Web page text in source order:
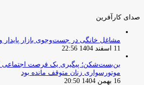
صدای کارآفرین
مشاغل خانگی در جست‌وجوی بازار پایدار
11 اسفند 1404 22:56
بن‌بست‌شکن؛ پیگیری یک فرصت اجتماعی
موتورسواری زنان متوقف مانده بود
16 بهمن 1404 20:50